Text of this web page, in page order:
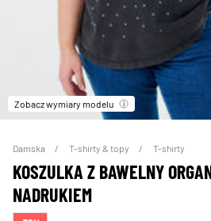
Zobacz wymiary modelu
Damska T-shirty & topy T-shirty
KOSZULKA Z BAWELNY
NADRUKIEM